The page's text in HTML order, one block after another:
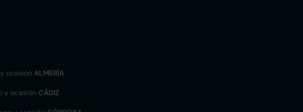
ocasión ALMERÍA
y ocasión CÁDIZ